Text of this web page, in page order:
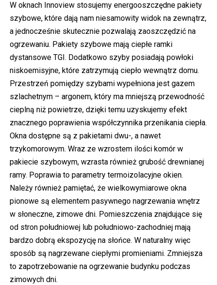
W oknach Innoview stosujemy energooszczędne pakiety
szybowe, które dają nam niesamowity widok na zewnątrz,
a jednocześnie skutecznie pozwalają zaoszczędzić na
ogrzewaniu. Pakiety szybowe mają ciepłe ramki
dystansowe TGI. Dodatkowo szyby posiadają powłoki
niskoemisyjne, które zatrzymują ciepło wewnątrz domu.
Przestrzeń pomiędzy szybami wypełniona jest gazem
szlachetnym – argonem, który ma mniejszą przewodność
cieplną niż powietrze, dzięki temu uzyskujemy efekt
znacznego poprawienia współczynnika przenikania ciepła.
Okna dostępne są z pakietami dwu-, a nawet
trzykomorowym. Wraz ze wzrostem ilości komór w
pakiecie szybowym, wzrasta również grubość drewnianej
ramy. Poprawia to parametry termoizolacyjne okien.
Należy również pamiętać, że wielkowymiarowe okna
pionowe są elementem pasywnego nagrzewania wnętrz
w słoneczne, zimowe dni. Pomieszczenia znajdujące się
od stron południowej lub południowo-zachodniej mają
bardzo dobrą ekspozycję na słońce. W naturalny więc
sposób są nagrzewane ciepłymi promieniami. Zmniejsza
to zapotrzebowanie na ogrzewanie budynku podczas
zimowych dni.